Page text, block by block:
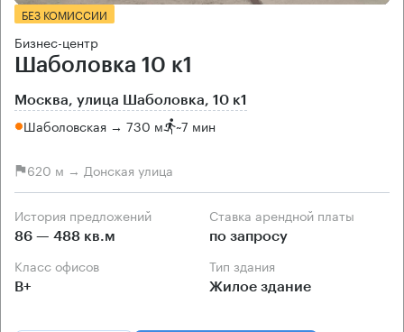
БЕЗ КОМИССИИ
Бизнес-центр
Шаболовка 10 к1
Москва, улица Шаболовка, 10 к1
Шаболовская → 730 м ~7 мин
620 м → Донская улица
История предложений
86 — 488 кв.м
Ставка арендной платы
по запросу
Класс офисов
B+
Тип здания
Жилое здание